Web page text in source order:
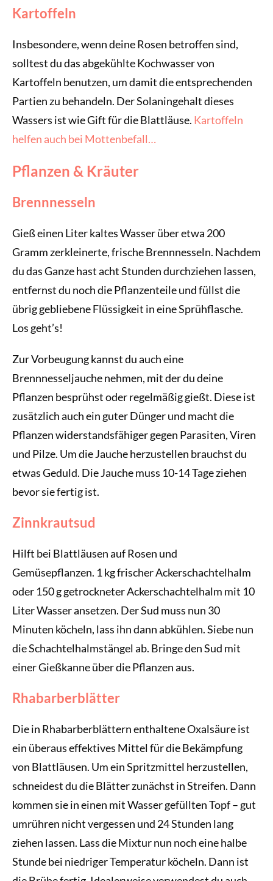
Kartoffeln
Insbesondere, wenn deine Rosen betroffen sind,
solltest du das abgekühlte Kochwasser von
Kartoffeln benutzen, um damit die entsprechenden
Partien zu behandeln. Der Solaningehalt dieses
Wassers ist wie Gift für die Blattläuse. Kartoffeln
helfen auch bei Mottenbefall…
Pflanzen & Kräuter
Brennnesseln
Gieß einen Liter kaltes Wasser über etwa 200
Gramm zerkleinerte, frische Brennnesseln. Nachdem
du das Ganze hast acht Stunden durchziehen lassen,
entfernst du noch die Pflanzenteile und füllst die
übrig gebliebene Flüssigkeit in eine Sprühflasche.
Los geht’s!
Zur Vorbeugung kannst du auch eine
Brennnesseljauche nehmen, mit der du deine
Pflanzen besprühst oder regelmäßig gießt. Diese ist
zusätzlich auch ein guter Dünger und macht die
Pflanzen widerstandsfähiger gegen Parasiten, Viren
und Pilze. Um die Jauche herzustellen brauchst du
etwas Geduld. Die Jauche muss 10-14 Tage ziehen
bevor sie fertig ist.
Zinnkrautsud
Hilft bei Blattläusen auf Rosen und
Gemüsepflanzen. 1 kg frischer Ackerschachtelhalm
oder 150 g getrockneter Ackerschachtelhalm mit 10
Liter Wasser ansetzen. Der Sud muss nun 30
Minuten köcheln, lass ihn dann abkühlen. Siebe nun
die Schachtelhalmstängel ab. Bringe den Sud mit
einer Gießkanne über die Pflanzen aus.
Rhabarberblätter
Die in Rhabarberblättern enthaltene Oxalsäure ist
ein überaus effektives Mittel für die Bekämpfung
von Blattläusen. Um ein Spritzmittel herzustellen,
schneidest du die Blätter zunächst in Streifen. Dann
kommen sie in einen mit Wasser gefüllten Topf – gut
umrühren nicht vergessen und 24 Stunden lang
ziehen lassen. Lass die Mixtur nun noch eine halbe
Stunde bei niedriger Temperatur köcheln. Dann ist